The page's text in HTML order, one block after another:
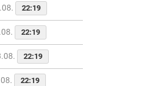
22:19
22:19
22:19
22:19